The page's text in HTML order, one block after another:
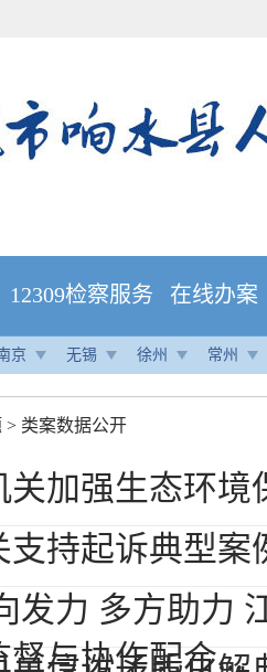
12309检察服务 在线办案
京 无锡 徐州 常州
> 类案数据公开
关加强生态环境
支持起诉典型案
发力 多方助力
督与协作配合...